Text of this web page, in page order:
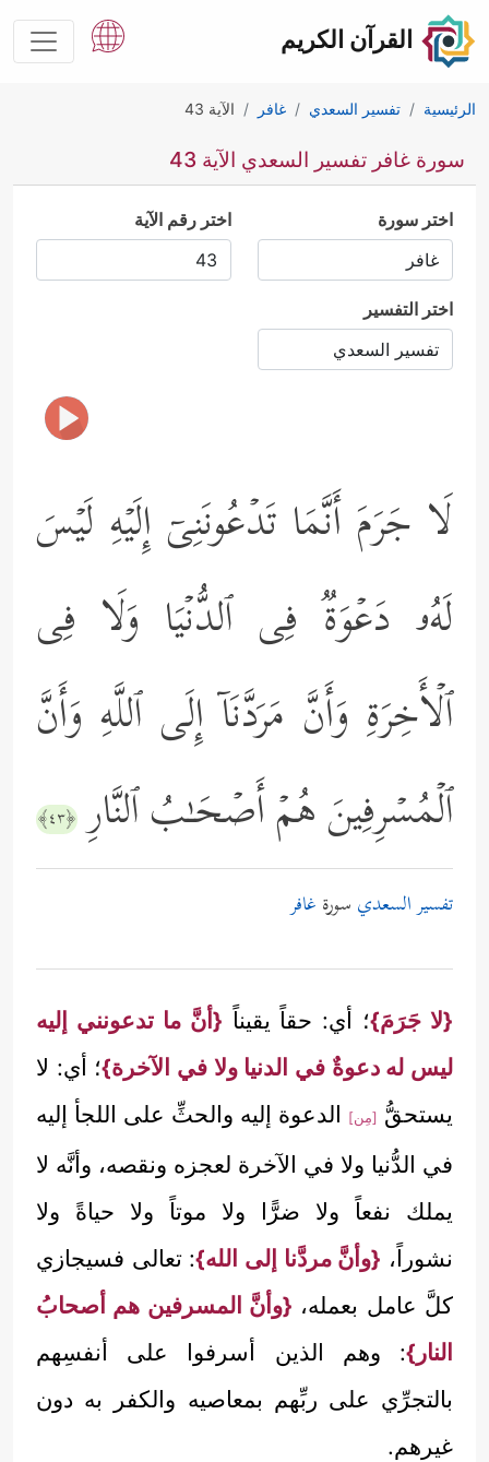
القرآن الكريم
الرئيسية تفسير السعدي غافر الآية 43
سورة غافر تفسير السعدي الآية 43
اختر سورة اختر رقم الآية
اختر التفسير
لَا جَرَمَ أَنَّمَا تَدۡعُونَنِیۤ إِلَیۡهِ لَیۡسَ
لَهُۥ دَعۡوَةࣱ فِی ٱلدُّنۡیَا وَلَا فِی
ٱلۡأَخِرَةِ وَأَنَّ مَرَدَّنَاۤ إِلَى ٱللَّهِ وَأَنَّ
ٱلۡمُسۡرِفِینَ هُمۡ أَصۡحَـٰبُ ٱلنَّارِ ﴿٤٣﴾
تفسير السعدي سورة غافر
{لا جَرَمَ}؛ أي: حقاً يقيناً {أنَّ ما تدعونني إليه
ليس له دعوةٌ في الدنيا ولا في الآخرة}؛ أي: لا
يستحقُّ [مِن] الدعوة إليه والحثِّ على اللجأ إليه
في الدُّنيا ولا في الآخرة لعجزه ونقصه، وأنَّه لا
يملك نفعاً ولا ضرًّا ولا موتاً ولا حياةً ولا
نشوراً، {وأنَّ مردَّنا إلى الله}: تعالى فسيجازي
كلَّ عامل بعمله، {وأنَّ المسرفين هم أصحابُ
النار}: وهم الذين أسرفوا على أنفسِهم
بالتجرِّي على ربِّهم بمعاصيه والكفر به دون
غيرهم.